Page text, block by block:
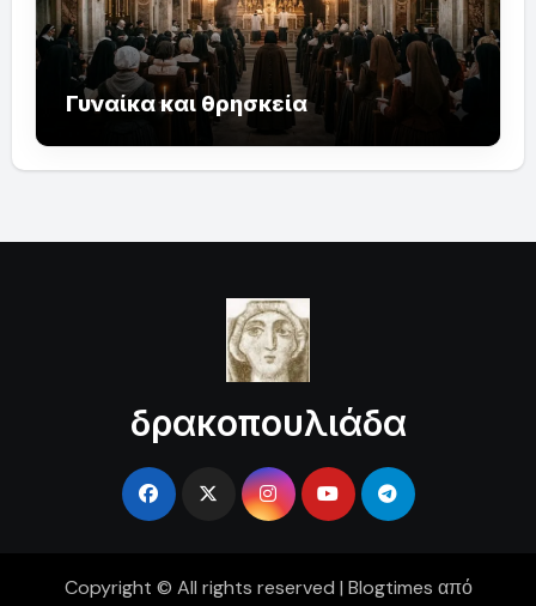
Γυναίκα και θρησκεία
δρακοπουλιάδα
Copyright © All rights reserved | Blogtimes από